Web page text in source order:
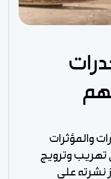
والمؤثرات
تهريب وترويج
نشرته على